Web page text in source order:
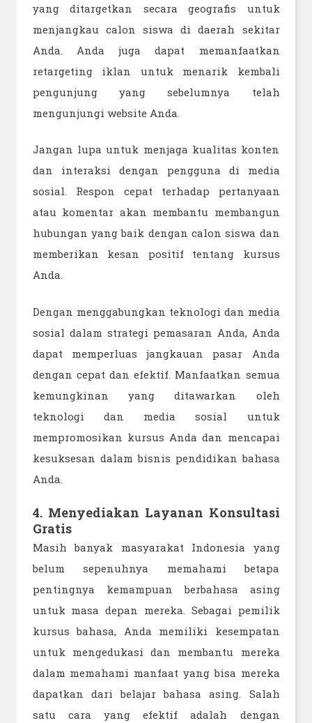
yang ditargetkan secara geografis untuk
menjangkau calon siswa di daerah sekitar
Anda. Anda juga dapat memanfaatkan
retargeting iklan untuk menarik kembali
pengunjung yang sebelumnya telah
mengunjungi website Anda.
Jangan lupa untuk menjaga kualitas konten
dan interaksi dengan pengguna di media
sosial. Respon cepat terhadap pertanyaan
atau komentar akan membantu membangun
hubungan yang baik dengan calon siswa dan
memberikan kesan positif tentang kursus
Anda.
Dengan menggabungkan teknologi dan media
sosial dalam strategi pemasaran Anda, Anda
dapat memperluas jangkauan pasar Anda
dengan cepat dan efektif. Manfaatkan semua
kemungkinan yang ditawarkan oleh
teknologi dan media sosial untuk
mempromosikan kursus Anda dan mencapai
kesuksesan dalam bisnis pendidikan bahasa
Anda.
4. Menyediakan Layanan Konsultasi
Gratis
Masih banyak masyarakat Indonesia yang
belum sepenuhnya memahami betapa
pentingnya kemampuan berbahasa asing
untuk masa depan mereka. Sebagai pemilik
kursus bahasa, Anda memiliki kesempatan
untuk mengedukasi dan membantu mereka
dalam memahami manfaat yang bisa mereka
dapatkan dari belajar bahasa asing. Salah
satu cara yang efektif adalah dengan